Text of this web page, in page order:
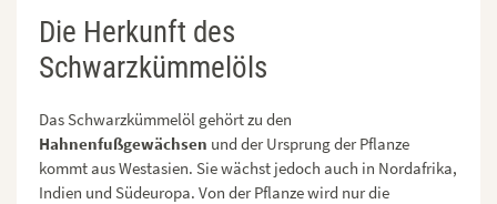
Die Herkunft des
Schwarzkümmelöls
Das Schwarzkümmelöl gehört zu den
Hahnenfußgewächsen und der Ursprung der Pflanze
kommt aus Westasien. Sie wächst jedoch auch in Nordafrika,
Indien und Südeuropa. Von der Pflanze wird nur die